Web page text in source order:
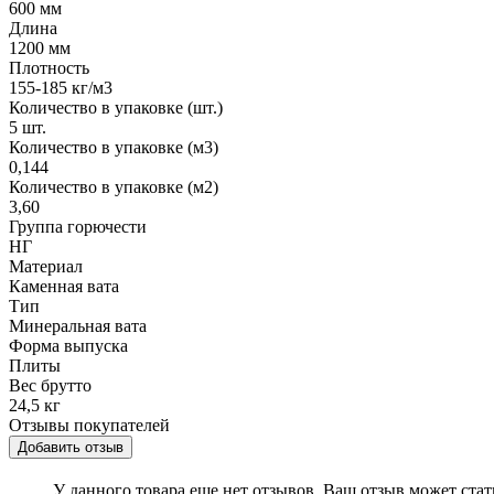
600 мм
Длина
1200 мм
Плотность
155-185 кг/м3
Количество в упаковке (шт.)
5 шт.
Количество в упаковке (м3)
0,144
Количество в упаковке (м2)
3,60
Группа горючести
НГ
Материал
Каменная вата
Тип
Минеральная вата
Форма выпуска
Плиты
Вес брутто
24,5 кг
Отзывы покупателей
Добавить отзыв